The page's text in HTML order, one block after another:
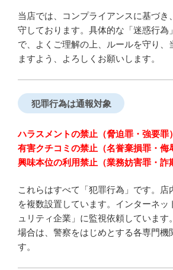
当店では、コンプライアンスに基づき
守しております。具体的な「迷惑行為
で、よくご理解の上、ルールを守り、
ますよう、よろしくお願いします。
犯罪行為は通報対象
ハラスメントの禁止（脅迫罪・強要罪）
有害クチコミの禁止（名誉棄損罪・侮
興味本位の利用禁止（業務妨害罪・詐
これらはすべて「犯罪行為」です。店
を複数設置しています。インターネッ
ュリティ企業」に監視依頼しています
場合は、警察をはじめとする各専門機
す。